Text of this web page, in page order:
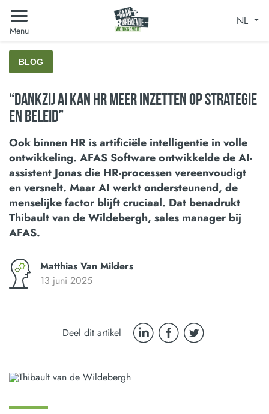
Menu
NL
BLOG
“Dankzij AI kan HR meer inzetten op strategie
en beleid”
Ook binnen HR is artificiële intelligentie in volle
ontwikkeling. AFAS Software ontwikkelde de AI-
assistent Jonas die HR-processen vereenvoudigt
en versnelt. Maar AI werkt ondersteunend, de
menselijke factor blijft cruciaal. Dat benadrukt
Thibault van de Wildebergh, sales manager bij
AFAS.
Matthias Van Milders
13 juni 2025
Deel dit artikel